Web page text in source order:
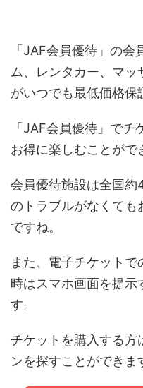
「JAF会員優待」の
ム、レンタカー、マ
がいつでも最低価格保
「JAF会員優待」で
お得に楽しむことがで
会員優待施設は全国約
のトラブルがなくても
ですね。
また、電子チケット
時はスマホ画面を提
す。
チケットを購入する方
ンを探すことができま